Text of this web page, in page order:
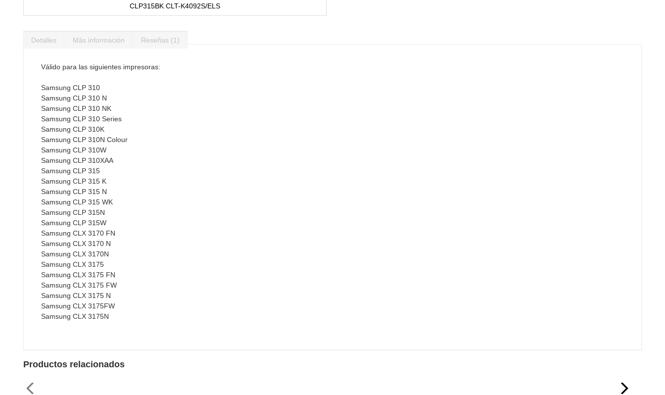
CLP315BK CLT-K4092S/ELS
comienzo
imágenes
Detalles
Válido para las siguientes impresoras:
Samsung CLP 310
Samsung CLP 310 N
Samsung CLP 310 NK
Samsung CLP 310 Series
Samsung CLP 310K
Samsung CLP 310N Colour
Samsung CLP 310W
Samsung CLP 310XAA
Samsung CLP 315
Samsung CLP 315 K
Samsung CLP 315 N
Samsung CLP 315 WK
Samsung CLP 315N
Samsung CLP 315W
Samsung CLX 3170 FN
Samsung CLX 3170 N
Samsung CLX 3170N
Samsung CLX 3175
Samsung CLX 3175 FN
Samsung CLX 3175 FW
Samsung CLX 3175 N
Samsung CLX 3175FW
Samsung CLX 3175N
Más información Reseñas 1
Productos relacionados